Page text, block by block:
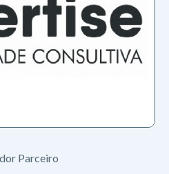
Parceiro